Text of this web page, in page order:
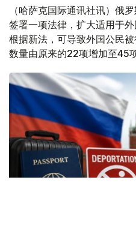
（哈萨克国际通讯社讯）俄
签署一项法律，扩大适用于
根据新法，可导致外国公民
数量由原来的22项增加至45项